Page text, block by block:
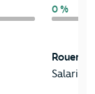
0 %
Rouen
Salariés